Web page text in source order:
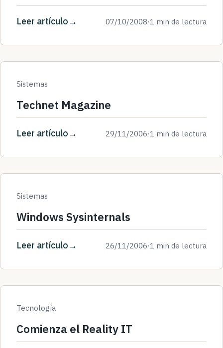
Leer artículo 07/10/2008·1 min de lectura
Sistemas
Technet Magazine
Leer artículo 29/11/2006·1 min de lectura
Sistemas
Windows Sysinternals
Leer artículo 26/11/2006·1 min de lectura
Tecnología
Comienza el Reality IT